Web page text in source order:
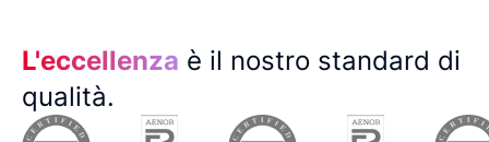
L'eccellenza è il nostro standard di
qualità.